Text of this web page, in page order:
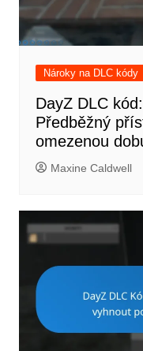
Nároky na DLC kódy
DayZ DLC
Předběžný
omezenou
Maxine Caldwell